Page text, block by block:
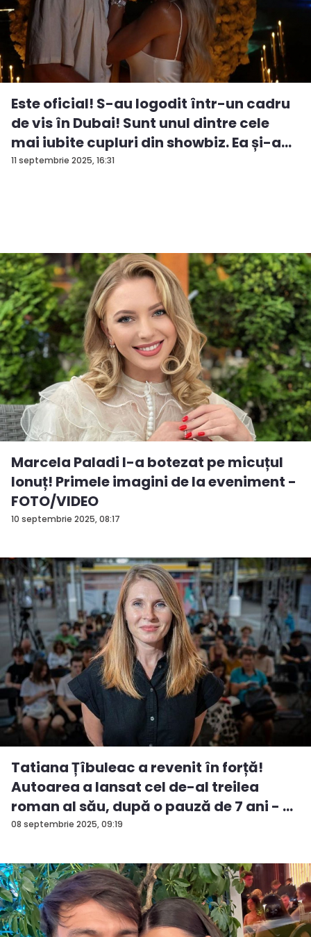
11 septembrie 2025, 16:31
Este oficial! S-au logodit într-un cadru
de vis în Dubai! Sunt unul dintre cele
mai iubite cupluri din showbiz. Ea și-a
e...
10 septembrie 2025, 08:17
Marcela Paladi l-a botezat pe micuțul
Ionuț! Primele imagini de la eveniment -
FOTO/VIDEO
08 septembrie 2025, 09:19
Tatiana Țîbuleac a revenit în forță!
Autoarea a lansat cel de-al treilea
roman al său, după o pauză de 7 ani - ...